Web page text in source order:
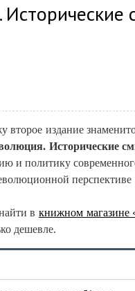
издание
Исторические
и политику
в книжном магазине
дешевле.